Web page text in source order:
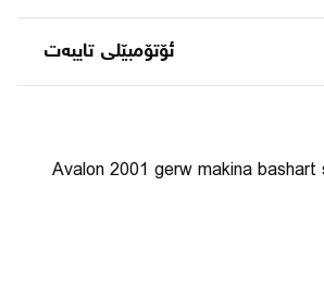
ئۆتۆمبێلی تایبه‌ت
Avalon 2001 gerw makina